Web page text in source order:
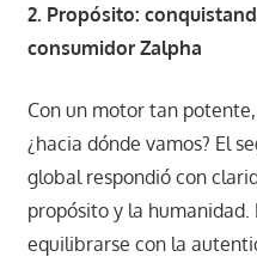
2. Propósito:
consumidor Zalpha
Con un motor tan
¿hacia dónde vamos? El
global respondió con
propósito y la
equilibrarse con la